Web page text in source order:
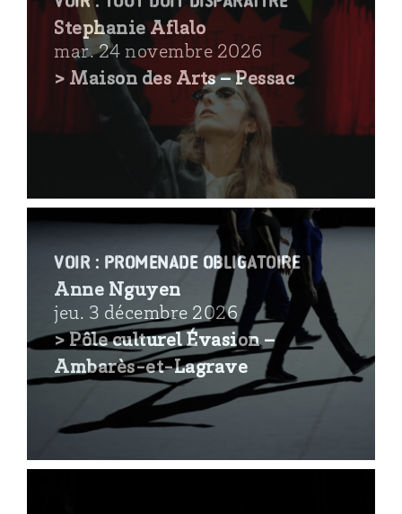
Stephanie Aflalo
mar. 24 novembre 2026
> Maison des Arts – Pessac
voir : Promenade obligatoire
Anne Nguyen
jeu. 3 décembre 2026
> Pôle culturel Évasion –
Ambarès-et-Lagrave